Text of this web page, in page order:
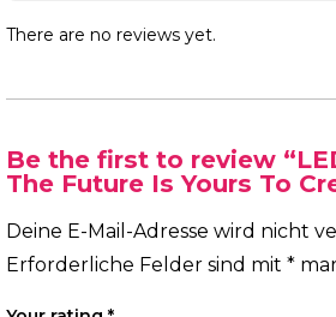
There are no reviews yet.
Be the first to review
The Future Is Yours To
Deine E-Mail-Adresse wird nicht
Erforderliche Felder sind mit *